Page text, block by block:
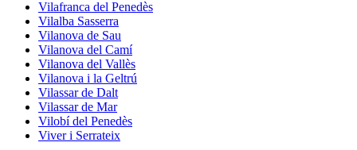
Vilafranca del Penedès
Vilalba Sasserra
Vilanova de Sau
Vilanova del Camí
Vilanova del Vallès
Vilanova i la Geltrú
Vilassar de Dalt
Vilassar de Mar
Vilobí del Penedès
Viver i Serrateix